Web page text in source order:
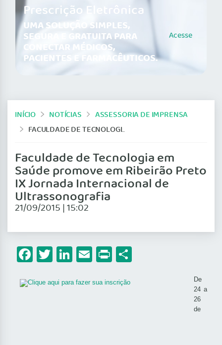
Prescrição Eletrônica
UMA SOLUÇÃO SIMPLES,
SEGURA E GRATUITA PARA
CONECTAR MÉDICOS,
PACIENTES E FARMACÊUTICOS.
Acesse
INÍCIO NOTÍCIAS
ASSESSORIA DE IMPRENSA
FACULDADE DE TECNOLOGIA EM SAÚDE PROMOVE EM RIBEIRÃO PRETO IX JORNADA INTERNACIONAL DE ULTRASSONOGRAFIA
Faculdade de Tecnologia em
Saúde promove em Ribeirão Preto
IX Jornada Internacional de
Ultrassonografia
21/09/2015 | 15:02
Facebook
Twitter
LinkedIn
Email
Print
De
24 a
26
de